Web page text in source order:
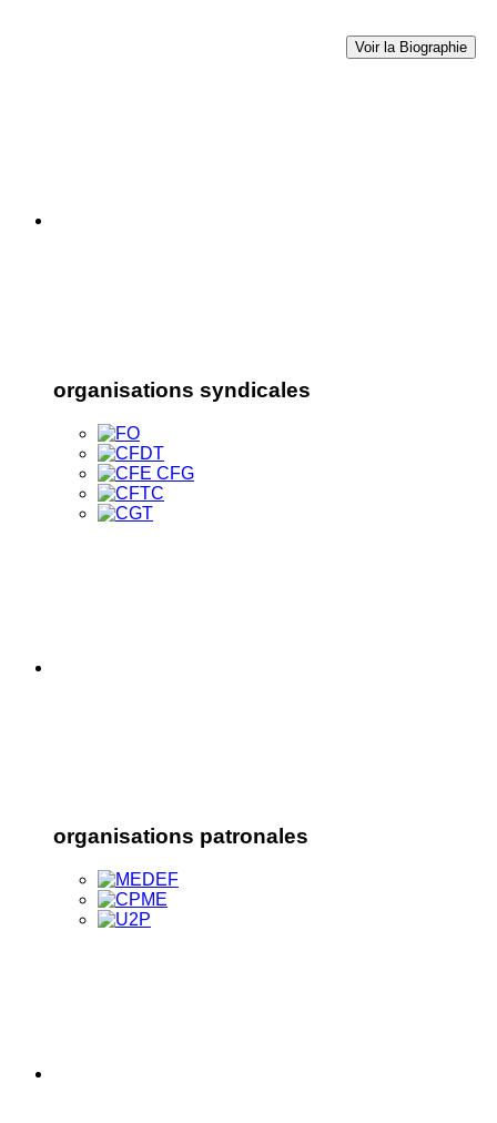
Voir la Biographie
organisations syndicales
organisations patronales